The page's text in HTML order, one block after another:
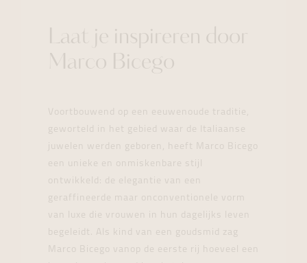
Laat je inspireren door
Marco Bicego
Voortbouwend op een eeuwenoude traditie,
geworteld in het gebied waar de Italiaanse
juwelen werden geboren, heeft Marco Bicego
een unieke en onmiskenbare stijl
ontwikkeld: de elegantie van een
geraffineerde maar onconventionele vorm
van luxe die vrouwen in hun dagelijks leven
begeleidt. Als kind van een goudsmid zag
Marco Bicego vanop de eerste rij hoeveel een